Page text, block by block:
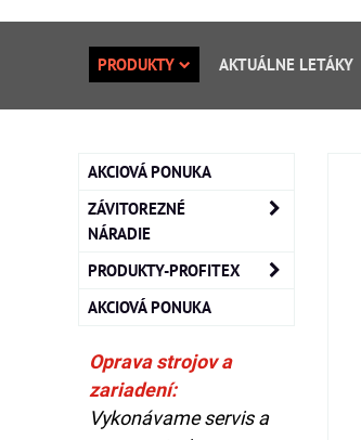
PRODUKTY AKTUÁLNE LETÁKY
AKCIOVÁ PONUKA
ZÁVITOREZNÉ
NÁRADIE
PRODUKTY-PROFITEX
AKCIOVÁ PONUKA
Oprava strojov a
zariadení:
Vykonávame servis a